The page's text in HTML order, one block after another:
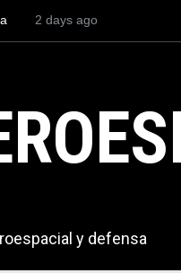
México se posiciona
del mundo, al superar
exportaciones en el
y defensa